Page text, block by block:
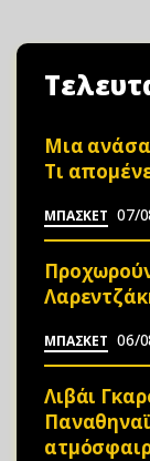
Μια
Τι
ΜΠΑΣΚΕΤ 07/
ΜΠΑΣΚΕΤ 06/
Λιβάι